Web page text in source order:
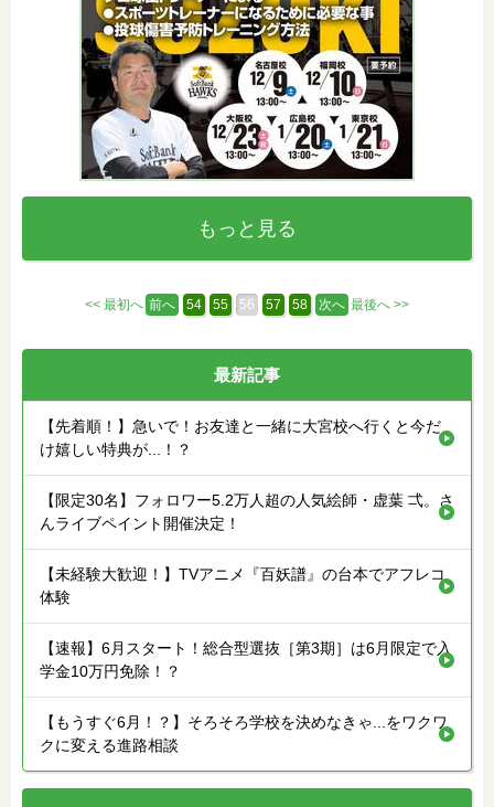
もっと見る
<< 最初へ 前へ 54 55 56 57 58 次へ 最後へ >>
最新記事
【先着順！】急いで！お友達と一緒に大宮校へ行くと今だ
け嬉しい特典が...！？
【限定30名】フォロワー5.2万人超の人気絵師・虚葉 弌。さ
んライブペイント開催決定！
【未経験大歓迎！】TVアニメ『百妖譜』の台本でアフレコ
体験
【速報】6月スタート！総合型選抜［第3期］は6月限定で入
学金10万円免除！？
【もうすぐ6月！？】そろそろ学校を決めなきゃ...をワクワ
クに変える進路相談